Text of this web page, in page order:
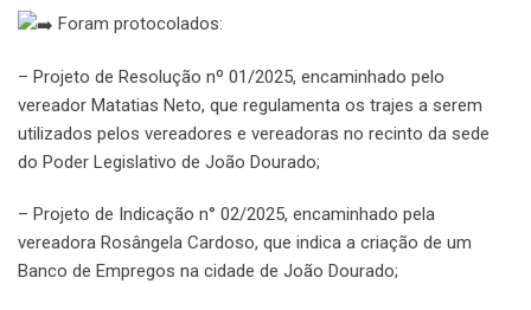
Foram protocolados:
– Projeto de Resolução nº 01/2025, encaminhado pelo
vereador Matatias Neto, que regulamenta os trajes a serem
utilizados pelos vereadores e vereadoras no recinto da sede
do Poder Legislativo de João Dourado;
– Projeto de Indicação n° 02/2025, encaminhado pela
vereadora Rosângela Cardoso, que indica a criação de um
Banco de Empregos na cidade de João Dourado;